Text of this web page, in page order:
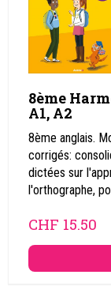
8ème
A1, A2
8ème anglais.
corrigés:
dictées sur
l'orthographe,
CHF 15.50